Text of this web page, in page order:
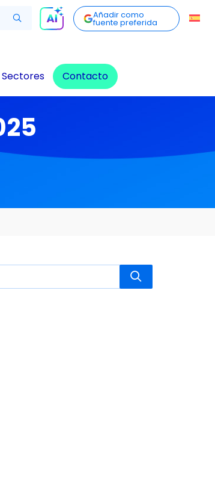
Añadir como
fuente preferida
Sectores Contacto